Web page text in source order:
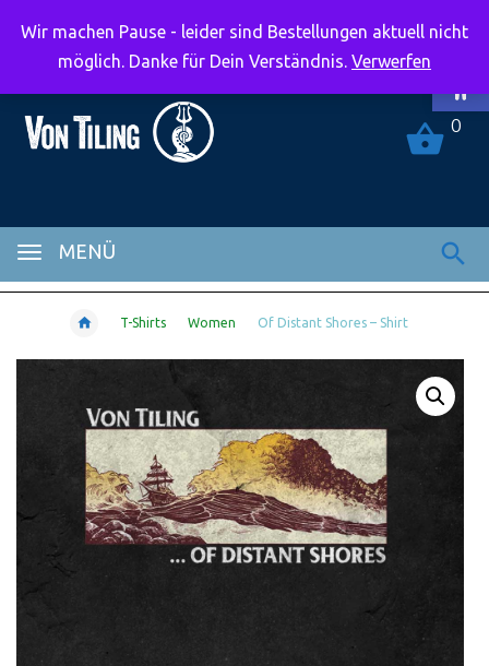
MENÜ
0
T-Shirts Women Of Distant Shores – Shirt
Wir machen Pause - leider sind Bestellungen aktuell nicht
möglich. Danke für Dein Verständnis. Verwerfen